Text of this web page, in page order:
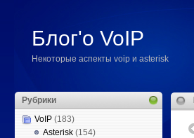
Блог'о VoIP
Некоторые аспекты voip и asterisk
Рубрики
VoIP (183)
Asterisk (154)